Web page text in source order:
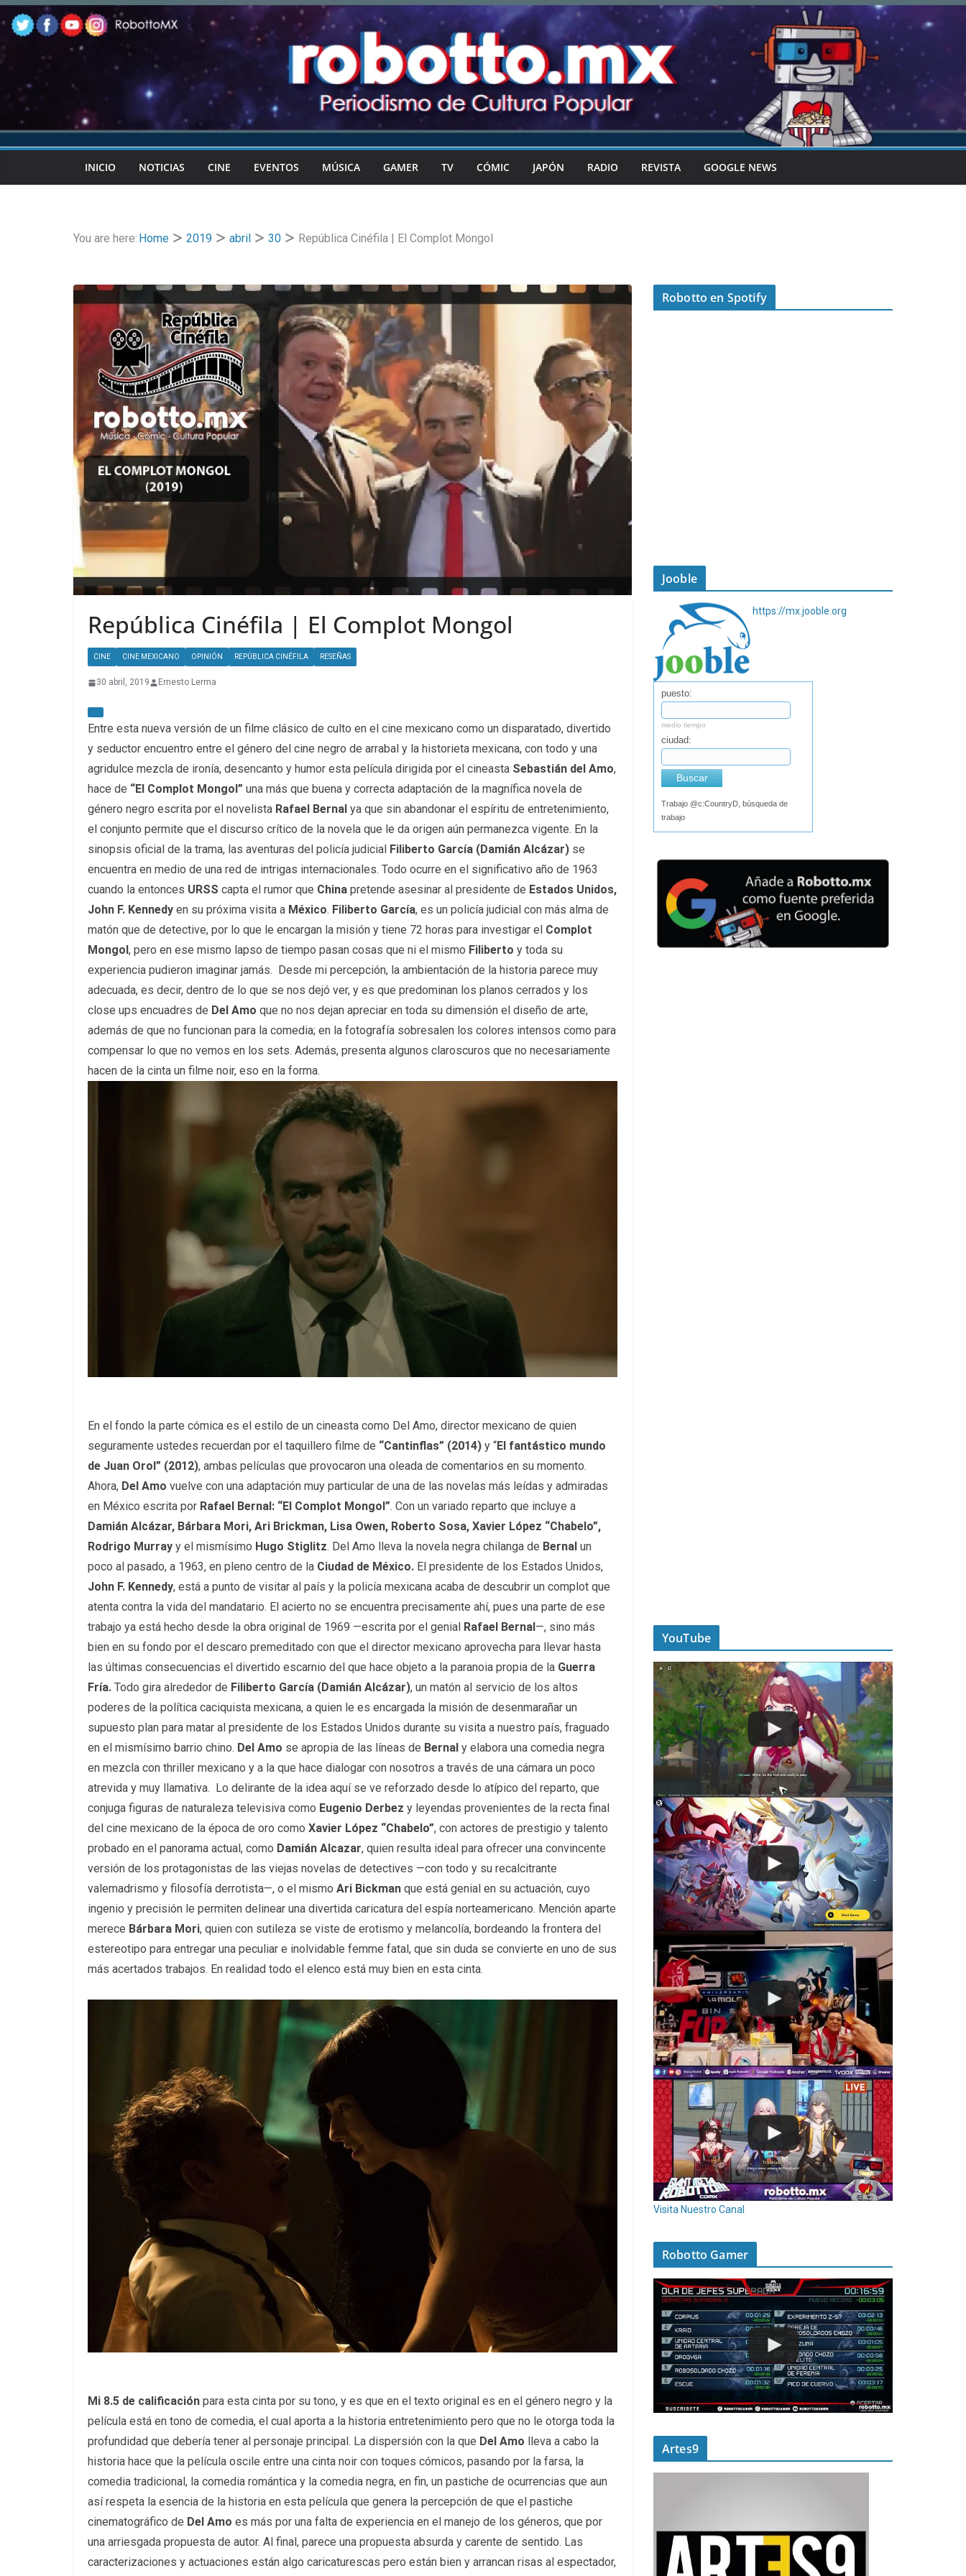
Skip
to
content
INICIO NOTICIAS CINE EVENTOS MÚSICA GAMER TV CÓMIC JAPÓN RADIO REVISTA GOOGLE NEWS
You are here: Home 2019 abril 30 República Cinéfila | El Complot Mongol
República Cinéfila | El Complot Mongol
CINE CINE MEXICANO OPINIÓN REPÚBLICA CINÉFILA RESEÑAS
30 abril, 2019 Ernesto Lerma
Entre esta nueva versión de un filme clásico de culto en el cine mexicano como un disparatado, divertido
y seductor encuentro entre el género del cine negro de arrabal y la historieta mexicana, con todo y una
agridulce mezcla de ironía, desencanto y humor esta película dirigida por el cineasta Sebastián del Amo,
hace de “El Complot Mongol” una más que buena y correcta adaptación de la magnífica novela de
género negro escrita por el novelista Rafael Bernal ya que sin abandonar el espíritu de entretenimiento,
el conjunto permite que el discurso crítico de la novela que le da origen aún permanezca vigente. En la
sinopsis oficial de la trama, las aventuras del policía judicial Filiberto García (Damián Alcázar) se
encuentra en medio de una red de intrigas internacionales. Todo ocurre en el significativo año de 1963
cuando la entonces URSS capta el rumor que China pretende asesinar al presidente de Estados Unidos,
John F. Kennedy en su próxima visita a México. Filiberto García, es un policía judicial con más alma de
matón que de detective, por lo que le encargan la misión y tiene 72 horas para investigar el Complot
Mongol , pero en ese mismo lapso de tiempo pasan cosas que ni el mismo Filiberto y toda su
experiencia pudieron imaginar jamás. Desde mi percepción, la ambientación de la historia parece muy
adecuada, es decir, dentro de lo que se nos dejó ver, y es que predominan los planos cerrados y los
close ups encuadres de Del Amo que no nos dejan apreciar en toda su dimensión el diseño de arte,
además de que no funcionan para la comedia; en la fotografía sobresalen los colores intensos como para
compensar lo que no vemos en los sets. Además, presenta algunos claroscuros que no necesariamente
hacen de la cinta un filme noir, eso en la forma.
En el fondo la parte cómica es el estilo de un cineasta como Del Amo, director mexicano de quien
seguramente ustedes recuerdan por el taquillero filme de “Cantinflas” (2014) y “El fantástico mundo
de Juan Orol” (2012), ambas películas que provocaron una oleada de comentarios en su momento.
Ahora, Del Amo vuelve con una adaptación muy particular de una de las novelas más leídas y admiradas
en México escrita por Rafael Bernal: “El Complot Mongol”. Con un variado reparto que incluye a
Damián Alcázar, Bárbara Mori, Ari Brickman, Lisa Owen, Roberto Sosa, Xavier López “Chabelo”,
Rodrigo Murray y el mismísimo Hugo Stiglitz. Del Amo lleva la novela negra chilanga de Bernal un
poco al pasado, a 1963, en pleno centro de la Ciudad de México. El presidente de los Estados Unidos,
John F. Kennedy, está a punto de visitar al país y la policía mexicana acaba de descubrir un complot que
atenta contra la vida del mandatario. El acierto no se encuentra precisamente ahí, pues una parte de ese
trabajo ya está hecho desde la obra original de 1969 —escrita por el genial Rafael Bernal—, sino más
bien en su fondo por el descaro premeditado con que el director mexicano aprovecha para llevar hasta
las últimas consecuencias el divertido escarnio del que hace objeto a la paranoia propia de la Guerra
Fría. Todo gira alrededor de Filiberto García (Damián Alcázar), un matón al servicio de los altos
poderes de la política caciquista mexicana, a quien le es encargada la misión de desenmarañar un
supuesto plan para matar al presidente de los Estados Unidos durante su visita a nuestro país, fraguado
en el mismísimo barrio chino. Del Amo se apropia de las líneas de Bernal y elabora una comedia negra
en mezcla con thriller mexicano y a la que hace dialogar con nosotros a través de una cámara un poco
atrevida y muy llamativa. Lo delirante de la idea aquí se ve reforzado desde lo atípico del reparto, que
conjuga figuras de naturaleza televisiva como Eugenio Derbez y leyendas provenientes de la recta final
del cine mexicano de la época de oro como Xavier López “Chabelo”, con actores de prestigio y talento
probado en el panorama actual, como Damián Alcazar, quien resulta ideal para ofrecer una convincente
versión de los protagonistas de las viejas novelas de detectives —con todo y su recalcitrante
valemadrismo y filosofía derrotista—, o el mismo Ari Bickman que está genial en su actuación, cuyo
ingenio y precisión le permiten delinear una divertida caricatura del espía norteamericano. Mención aparte
merece Bárbara Mori, quien con sutileza se viste de erotismo y melancolía, bordeando la frontera del
estereotipo para entregar una peculiar e inolvidable femme fatal, que sin duda se convierte en uno de sus
más acertados trabajos. En realidad todo el elenco está muy bien en esta cinta.
Mi 8.5 de calificación para esta cinta por su tono, y es que en el texto original es en el género negro y la
película está en tono de comedia, el cual aporta a la historia entretenimiento pero que no le otorga toda la
profundidad que debería tener al personaje principal. La dispersión con la que Del Amo lleva a cabo la
historia hace que la película oscile entre una cinta noir con toques cómicos, pasando por la farsa, la
comedia tradicional, la comedia romántica y la comedia negra, en fin, un pastiche de ocurrencias que aun
así respeta la esencia de la historia en esta película que genera la percepción de que el pastiche
cinematográfico de Del Amo es más por una falta de experiencia en el manejo de los géneros, que por
una arriesgada propuesta de autor. Al final, parece una propuesta absurda y carente de sentido. Las
caracterizaciones y actuaciones están algo caricaturescas pero están bien y arrancan risas al espectador,
Robotto en Spotify
Jooble
https://mx.jooble.org
puesto:
medio tiempo
ciudad:
Buscar
Trabajo @c:CountryD, búsqueda de
trabajo
YouTube
Visita Nuestro Canal
Robotto Gamer
Artes9